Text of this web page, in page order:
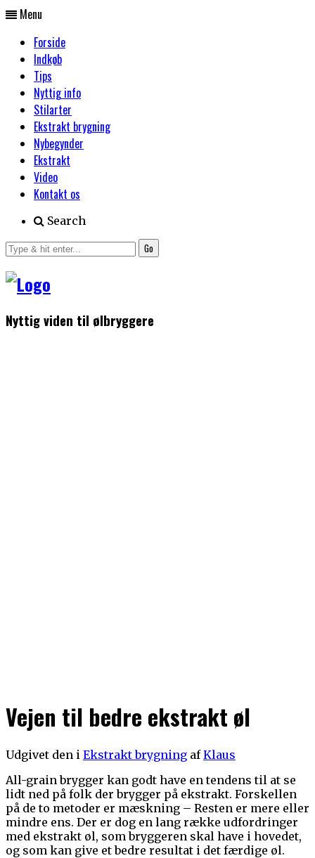
Menu
Forside
Indkøb
Tips
Nyttig info
Stilarter
Ekstrakt brygning
Nybegynder
Ekstrakt
Video
Kontakt os
Search
Go
Nyttig viden til ølbryggere
Vejen til bedre ekstrakt øl
Udgivet den i Ekstrakt brygning afKlaus
All-grain brygger kan godt have en tendens til at se
lidt ned på folk der brygger på ekstrakt. Forskellen
på de to metoder er mæskning – Resten er mere eller
mindre ens. Der er dog en lang række udfordringer
med ekstrakt øl, som bryggeren skal have i hovedet,
og som kan give et bedre resultat i det færdige øl.